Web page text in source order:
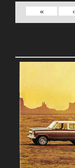
›
»